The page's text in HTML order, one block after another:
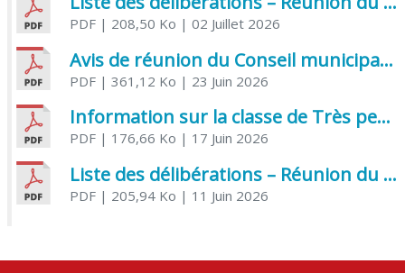
PDF| 208,50 Ko | 02 Juillet 2026
Avis de réunion du Conseil municipal du 1er juillet 2026
PDF| 361,12 Ko | 23 Juin 2026
Information sur la classe de Très petite section à Saint Jean d’Angély
PDF| 176,66 Ko | 17 Juin 2026
Liste des délibérations – Réunion du Conseil municipal du 05 juin 2026
PDF| 205,94 Ko | 11 Juin 2026